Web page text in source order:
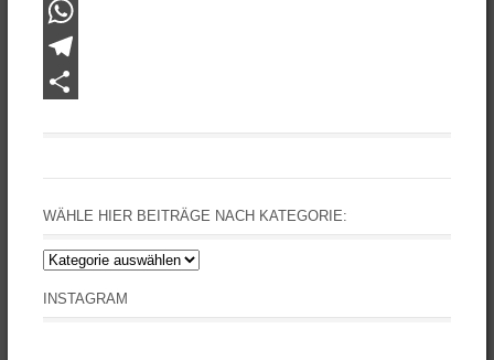
VK
WhatsApp
Telegram
WÄHLE HIER BEITRÄGE NACH KATEGORIE:
Wähle
Beiträge
INSTAGRAM